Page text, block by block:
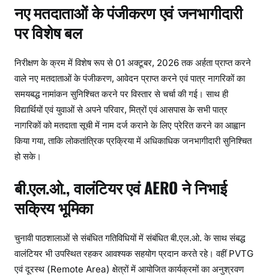
नए मतदाताओं के पंजीकरण एवं जनभागीदारी
पर विशेष बल
निरीक्षण के क्रम में विशेष रूप से 01 अक्टूबर, 2026 तक अर्हता प्राप्त करने
वाले नए मतदाताओं के पंजीकरण, आवेदन प्राप्त करने एवं पात्र नागरिकों का
समयबद्ध नामांकन सुनिश्चित करने पर विस्तार से चर्चा की गई। साथ ही
विद्यार्थियों एवं युवाओं से अपने परिवार, मित्रों एवं आसपास के सभी पात्र
नागरिकों को मतदाता सूची में नाम दर्ज कराने के लिए प्रेरित करने का आह्वान
किया गया, ताकि लोकतांत्रिक प्रक्रिया में अधिकाधिक जनभागीदारी सुनिश्चित
हो सके।
बी.एल.ओ., वालंटियर एवं AERO ने निभाई
सक्रिय भूमिका
चुनावी पाठशालाओं से संबंधित गतिविधियों में संबंधित बी.एल.ओ. के साथ संबद्ध
वालंटियर भी उपस्थित रहकर आवश्यक सहयोग प्रदान करते रहे। वहीं PVTG
एवं दूरस्थ (Remote Area) क्षेत्रों में आयोजित कार्यक्रमों का अनुश्रवण